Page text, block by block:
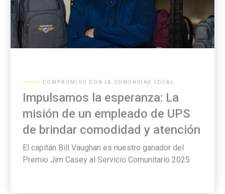
Impulsamos la esperanza: La
misión de un empleado de UPS
de brindar comodidad y atención
El capitán Bill Vaughan es nuestro ganador del
Premio Jim Casey al Servicio Comunitario 2025